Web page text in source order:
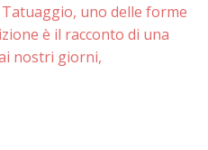
uno delle forme
è il racconto di una
nostri giorni,